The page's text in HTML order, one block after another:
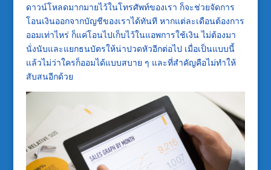
ดาวน์โหลดมากมายไว้ในโทรศัพท์ของเรา ก็จะช่วยจัดการ
โอนเงินออกจากบัญชีของเราได้ทันที หากแต่ละเดือนต้องการ
ออมเท่าไหร่ ก็แค่โอนไปเก็บไว้ในแอพการใช้เงินไม่ต้องมา
นั่งนับและแยกธนบัตรให้น่าปวดหัวอีกต่อไป เมื่อเป็นแบบนี้
แล้วไม่ว่าใครก็ออมได้แบบสบาย ๆ และที่สำคัญคือไม่ทำให้
สับสนอีกด้วย